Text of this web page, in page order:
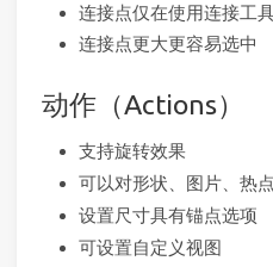
连接点仅在使用连接工
连接点更大更容易选中
动作（Actions）
支持旋转效果
可以对形状、图片、热
设置尺寸具有锚点选项
可设置自定义视图